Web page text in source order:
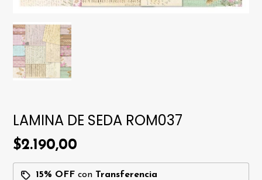
LAMINA DE SEDA ROM037
$2.190,00
15% OFF con Transferencia